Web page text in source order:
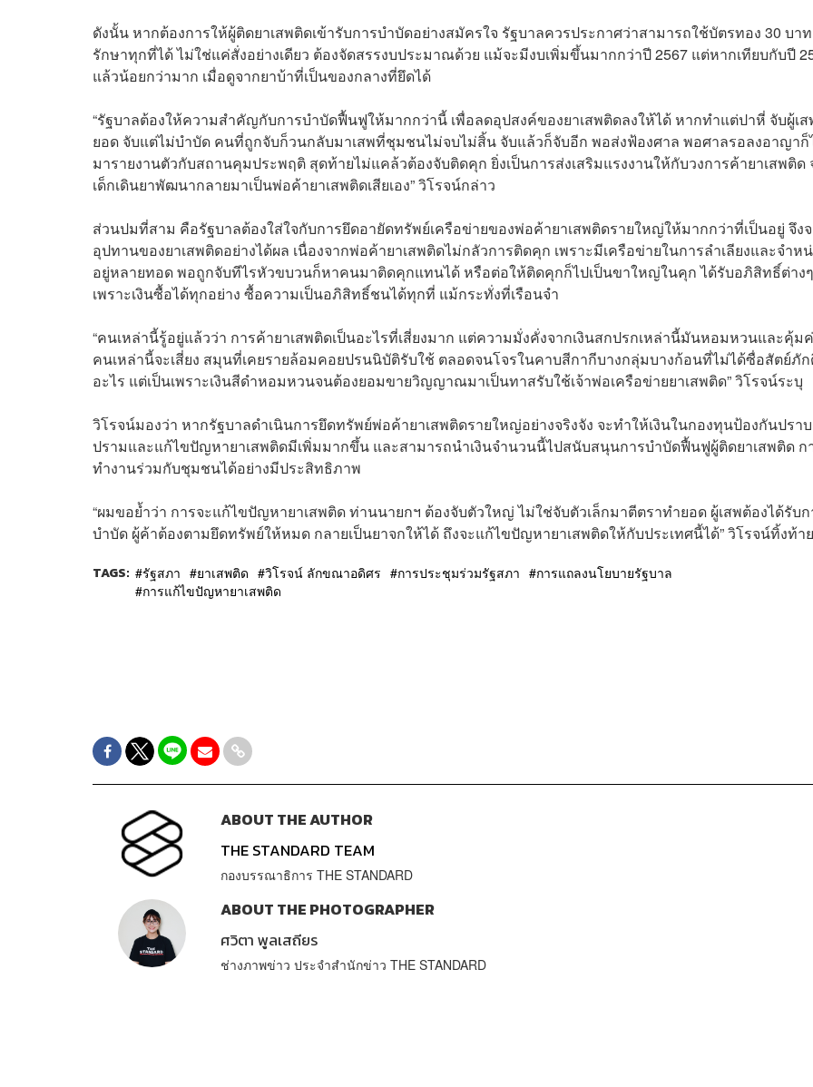
ดังนั้น หากต้องการให้ผู้ติดยาเสพติดเข้ารับการบำบัดอย่างสมัครใจ รัฐบาลควรประกาศว่าสามารถใช้บัตรทอง 30 บาท
รักษาทุกที่ได้ ไม่ใช่แค่สั่งอย่างเดียว ต้องจัดสรรงบประมาณด้วย แม้จะมีงบเพิ่มขึ้นมากกว่าปี 2567 แต่หากเทียบกับปี
แล้วน้อยกว่ามาก เมื่อดูจากยาบ้าที่เป็นของกลางที่ยึดได้
“รัฐบาลต้องให้ความสำคัญกับการบำบัดฟื้นฟูให้มากกว่านี้ เพื่อลดอุปสงค์ของยาเสพติดลงให้ได้ หากทำแต่ปาหี่ จับผู้เ
ยอด จับแต่ไม่บำบัด คนที่ถูกจับก็วนกลับมาเสพที่ชุมชนไม่จบไม่สิ้น จับแล้วก็จับอีก พอส่งฟ้องศาล พอศาลรอลงอาญาก็
มารายงานตัวกับสถานคุมประพฤติ สุดท้ายไม่แคล้วต้องจับติดคุก ยิ่งเป็นการส่งเสริมแรงงานให้กับวงการค้ายาเสพติด
เด็กเดินยาพัฒนากลายมาเป็นพ่อค้ายาเสพติดเสียเอง” วิโรจน์กล่าว
ส่วนปมที่สาม คือรัฐบาลต้องใส่ใจกับการยึดอายัดทรัพย์เครือข่ายของพ่อค้ายาเสพติดรายใหญ่ให้มากกว่าที่เป็นอยู่ จึง
อุปทานของยาเสพติดอย่างได้ผล เนื่องจากพ่อค้ายาเสพติดไม่กลัวการติดคุก เพราะมีเครือข่ายในการลำเลียงและจำห
อยู่หลายทอด พอถูกจับทีไรหัวขบวนก็หาคนมาติดคุกแทนได้ หรือต่อให้ติดคุกก็ไปเป็นขาใหญ่ในคุก ได้รับอภิสิทธิ์ต่างๆ
เพราะเงินซื้อได้ทุกอย่าง ซื้อความเป็นอภิสิทธิ์ชนได้ทุกที่ แม้กระทั่งที่เรือนจำ
“คนเหล่านี้รู้อยู่แล้วว่า การค้ายาเสพติดเป็นอะไรที่เสี่ยงมาก แต่ความมั่งคั่งจากเงินสกปรกเหล่านี้มันหอมหวนและคุ้ม
คนเหล่านี้จะเสี่ยง สมุนที่เคยรายล้อมคอยปรนนิบัติรับใช้ ตลอดจนโจรในคาบสีกากีบางกลุ่มบางก้อนที่ไม่ได้ซื่อสัตย์ภั
อะไร แต่เป็นเพราะเงินสีดำหอมหวนจนต้องยอมขายวิญญาณมาเป็นทาสรับใช้เจ้าพ่อเครือข่ายยาเสพติด” วิโรจน์ระบุ
วิโรจน์มองว่า หากรัฐบาลดำเนินการยึดทรัพย์พ่อค้ายาเสพติดรายใหญ่อย่างจริงจัง จะทำให้เงินในกองทุนป้องกันปราบ
ปรามและแก้ไขปัญหายาเสพติดมีเพิ่มมากขึ้น และสามารถนำเงินจำนวนนี้ไปสนับสนุนการบำบัดฟื้นฟูผู้ติดยาเสพติด ก
ทำงานร่วมกับชุมชนได้อย่างมีประสิทธิภาพ
“ผมขอย้ำว่า การจะแก้ไขปัญหายาเสพติด ท่านนายกฯ ต้องจับตัวใหญ่ ไม่ใช่จับตัวเล็กมาตีตราทำยอด ผู้เสพต้องได้รับก
บำบัด ผู้ค้าต้องตามยึดทรัพย์ให้หมด กลายเป็นยาจกให้ได้ ถึงจะแก้ไขปัญหายาเสพติดให้กับประเทศนี้ได้” วิโรจน์ทิ้งท้าย
TAGS: รัฐสภา ยาเสพติด วิโรจน์ ลักขณาอดิศร การประชุมร่วมรัฐสภา
การแถลงนโยบายรัฐบาล
การแก้ไขปัญหายาเสพติด
ABOUT THE AUTHOR
THE STANDARD TEAM
กองบรรณาธิการ THE STANDARD
ABOUT THE PHOTOGRAPHER
ศวิตา พูลเสถียร
ช่างภาพข่าว ประจำสำนักข่าว THE STANDARD